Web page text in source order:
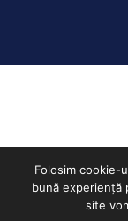
Folosim cookie-
bună experiență
site